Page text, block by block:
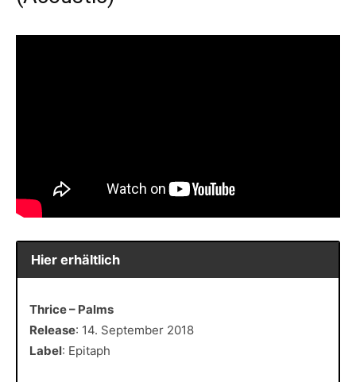
Hier erhältlich
Thrice – Palms
Release: 14. September 2018
Label: Epitaph